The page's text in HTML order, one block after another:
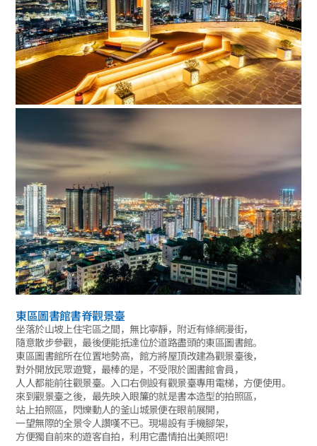
東區圖書館書脊觀景臺
坐落於山坡上住宅區之間，無比寧靜，附近有條網漫街，
隨意散步參觀，最後便能抵達位於道路盡頭的東區圖書館。
東區圖書館所在位置地勢高，館方將屋頂改建為觀景臺後，
對外開放民眾遊覽，最棒的是，不受限於圖書館會員，
人人都能前往觀景臺。入口右側設有觀景臺專用電梯，方便使用。
來到觀景臺之後，最先映入眼簾的就是書本造型的拍照區，
站上拍照區，閃爍動人的釜山城景便在眼前展開，
一望無際的全景令人讚嘆不已。現場設有手機腳架，
方便獨自前來的遊客自拍，利用它盡情拍出美照吧！